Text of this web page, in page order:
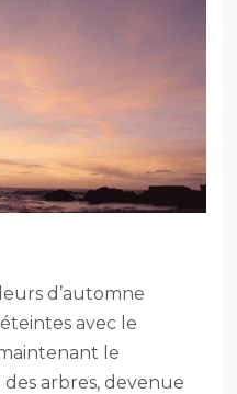
d’automne
avec le
le
arbres, devenue